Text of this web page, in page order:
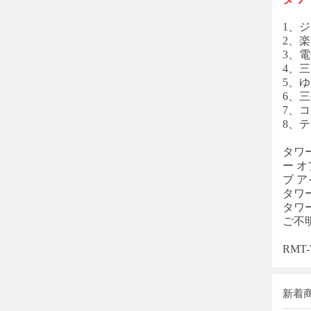
1、
2、
3、
4、
5、
6、
7、
8、
タワ
ー オ
ブ ア
タワ
タワ
ご不
新着